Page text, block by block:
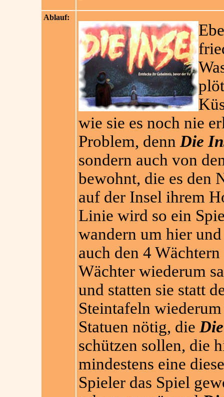
Ablauf:
wie sie es noch nie
Problem, denn Die
sondern auch von
bewohnt, die es den
auf der Insel ihrem
Linie wird so ein
wandern um hier
auch den 4
Wächter wiederum
und statten sie statt
Steintafeln
Statuen nötig, die
schützen sollen, die
mindestens eine
Spieler das Spiel